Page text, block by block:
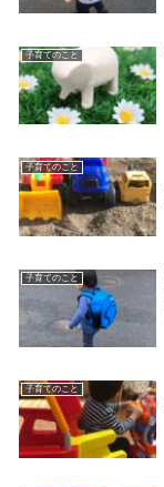
子育てのこと
子育てのこと
子育てのこと
子育てのこと